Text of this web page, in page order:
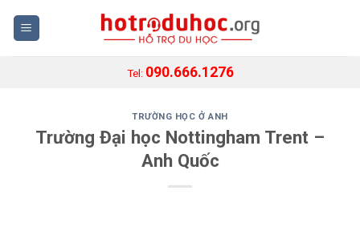
Tel: 090.666.1276
TRƯỜNG HỌC Ở ANH
Trường Đại học Nottingham Trent –
Anh Quốc